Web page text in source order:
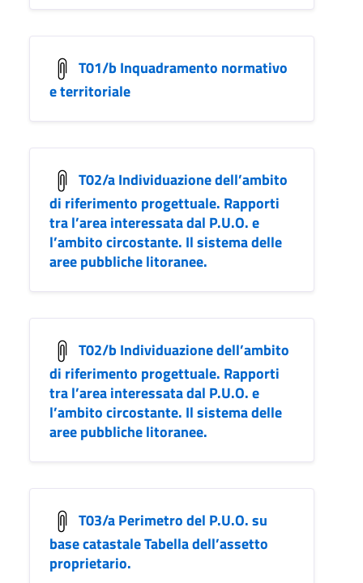
T01/b Inquadramento normativo
e territoriale
T02/a Individuazione dell’ambito
di riferimento progettuale. Rapporti
tra l’area interessata dal P.U.O. e
l’ambito circostante. Il sistema delle
aree pubbliche litoranee.
T02/b Individuazione dell’ambito
di riferimento progettuale. Rapporti
tra l’area interessata dal P.U.O. e
l’ambito circostante. Il sistema delle
aree pubbliche litoranee.
T03/a Perimetro del P.U.O. su
base catastale Tabella dell’assetto
proprietario.